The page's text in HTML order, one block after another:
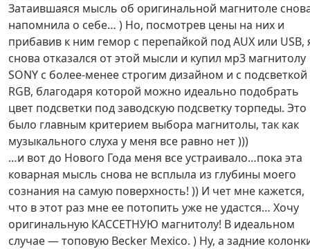
Затаившаяся мысль об оригинальной магнитоле
напомнила о себе… ) Но, посмотрев цены на них и
прибавив к ним гемор с перепайкой под AUX или USB,
снова отказался от этой мысли и купил мр3 магнитолу
SONY с более-менее строгим дизайном и с подсветкой
RGB, благодаря которой можно идеально подобрать
цвет подсветки под заводскую подсветку торпеды. Это
было главным критерием выбора магнитолы, так как
музыкального слуха у меня все равно нет )))
…и вот до Нового Года меня все устраивало…пока эта
коварная мысль снова не всплыла из глубины моего
сознания на самую поверхность! )) И чет мне кажется,
что в этот раз мне ее потопить уже не удастся… Хочу
оригинальную КАССЕТНУЮ магнитолу! В идеальном
случае — топовую Becker Mexico. ) Ну, а задние